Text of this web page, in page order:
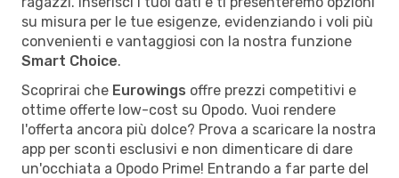
su misura per le tue esigenze, evidenziando i voli più
convenienti e vantaggiosi con la nostra funzione
Smart Choice.
Scoprirai che Eurowings offre prezzi competitivi e
ottime offerte low-cost su Opodo. Vuoi rendere
l'offerta ancora più dolce? Prova a scaricare la nostra
app per sconti esclusivi e non dimenticare di dare
un'occhiata a Opodo Prime! Entrando a far parte del